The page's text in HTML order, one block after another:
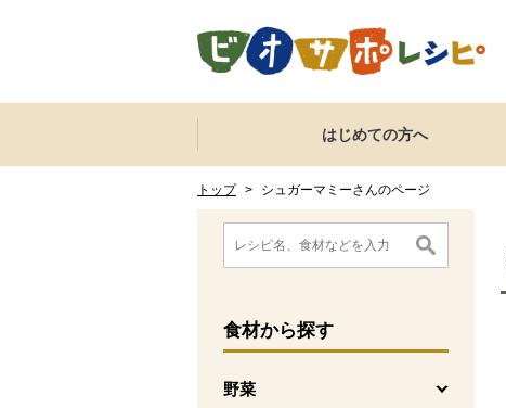
ここからサイト内共通メニューです。
サイト内共通メニューをスキップする
はじめての方へ
トップ > シュガーマミーさんのページ
ここから消費材検索メニューです。
食材から探す
野菜
を開く
消費材検索メニューここまで。
ここから本文です。